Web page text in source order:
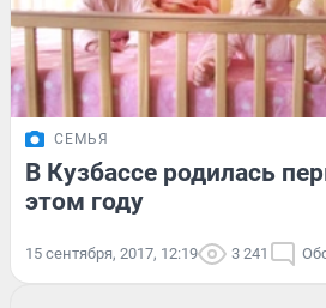
СЕМЬЯ
В Кузбассе родилась
этом году
15 сентября, 2017, 12:19 3 241